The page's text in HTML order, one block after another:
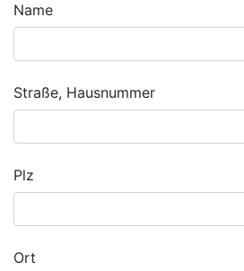
Name
Straße, Hausnummer
Plz
Ort